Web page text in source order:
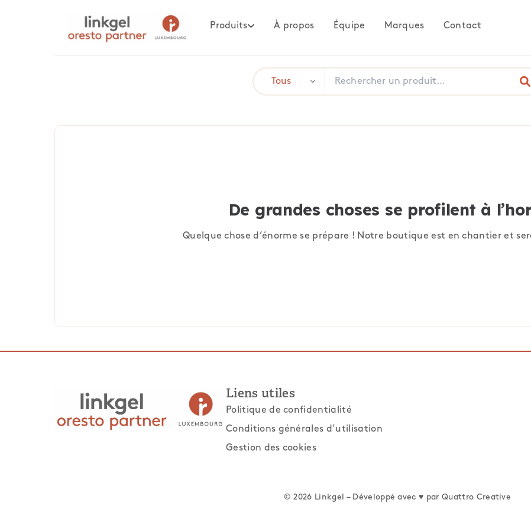
Produits À propos Équipe Marques Contact
De grandes choses se profilent à
Quelque chose d’énorme se prépare ! Notre boutique est en chantier et
Liens utiles
Politique de confidentialité
Conditions générales d’utilisation
Gestion des cookies
© 2026 Linkgel – Développé avec ♥ parQuattro Creative